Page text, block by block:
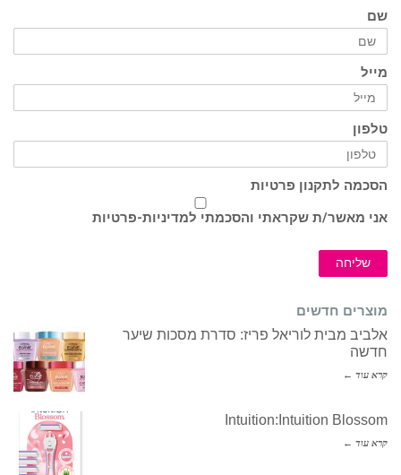
שם
מייל
טלפון
הסכמה לתקנון פרטיות
אני מאשר/ת שקראתי והסכמתי למדיניות-פרטיות
שליחה
מוצרים חדשים
אלביב מבית לוריאל פריז: סדרת מסכות שיער
חדשה
קרא עוד ←
Intuition:Intuition Blossom
קרא עוד ←